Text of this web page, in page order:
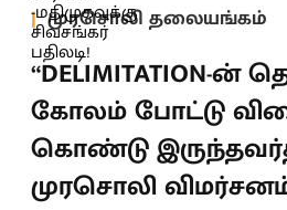
முரசொலி தலையங்கம்
“DELIMITATION-ன்
கோலம் போட்டு
கொண்டு
முரசொலி